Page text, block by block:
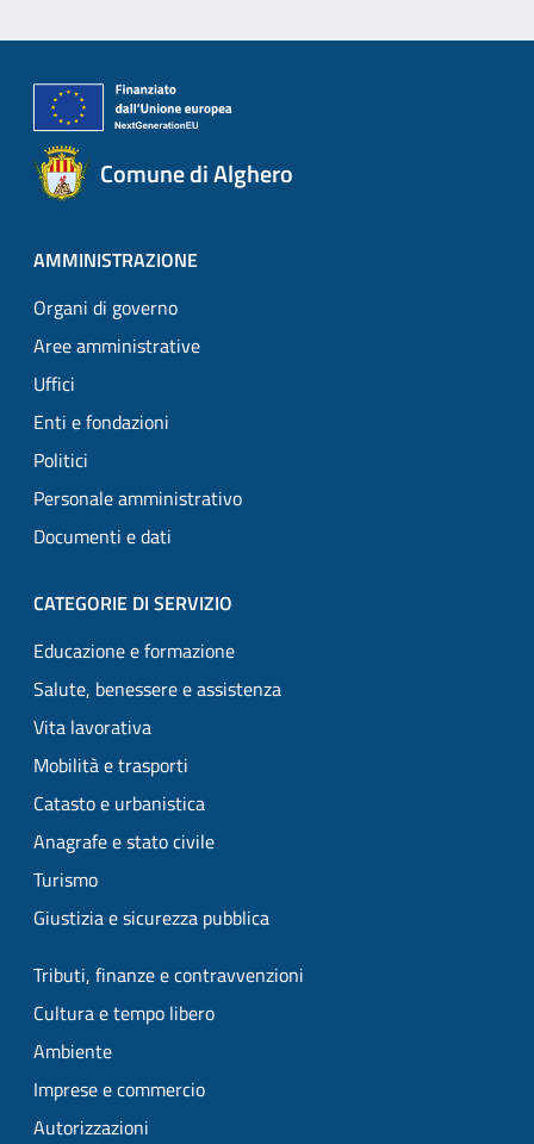
Comune di Alghero
AMMINISTRAZIONE
Organi di governo
Aree amministrative
Uffici
Enti e fondazioni
Politici
Personale amministrativo
Documenti e dati
CATEGORIE DI SERVIZIO
Educazione e formazione
Salute, benessere e assistenza
Vita lavorativa
Mobilità e trasporti
Catasto e urbanistica
Anagrafe e stato civile
Turismo
Giustizia e sicurezza pubblica
Tributi, finanze e contravvenzioni
Cultura e tempo libero
Ambiente
Imprese e commercio
Autorizzazioni